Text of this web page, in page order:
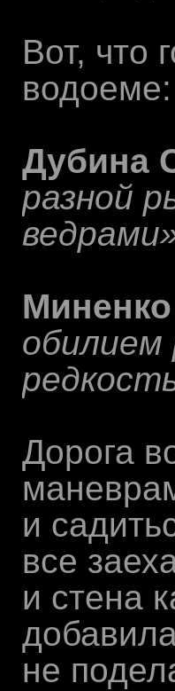
Вот, что
водоеме:
Дубина
разной
Дорога
и
все
и стена
не